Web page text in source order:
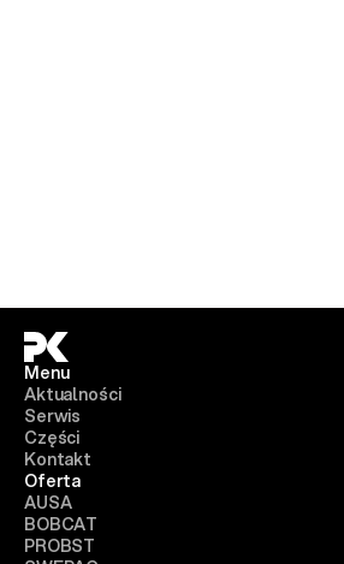
Menu
Aktualności
Serwis
Części
Kontakt
Oferta
AUSA
BOBCAT
PROBST